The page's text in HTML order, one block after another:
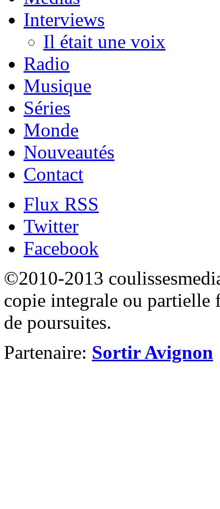
Interviews
Il était une voix
Radio
Musique
Séries
Monde
Nouveautés
Contact
Flux RSS
Twitter
Facebook
©2010-2013
copie integrale ou partielle
de poursuites.
Partenaire: Sortir Avignon